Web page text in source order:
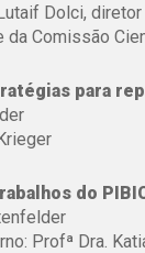
Dolci,
da Comissão
para
do
Profª Dra.